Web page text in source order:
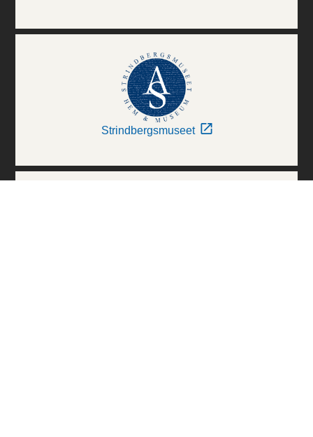
Strindbergsmuseet